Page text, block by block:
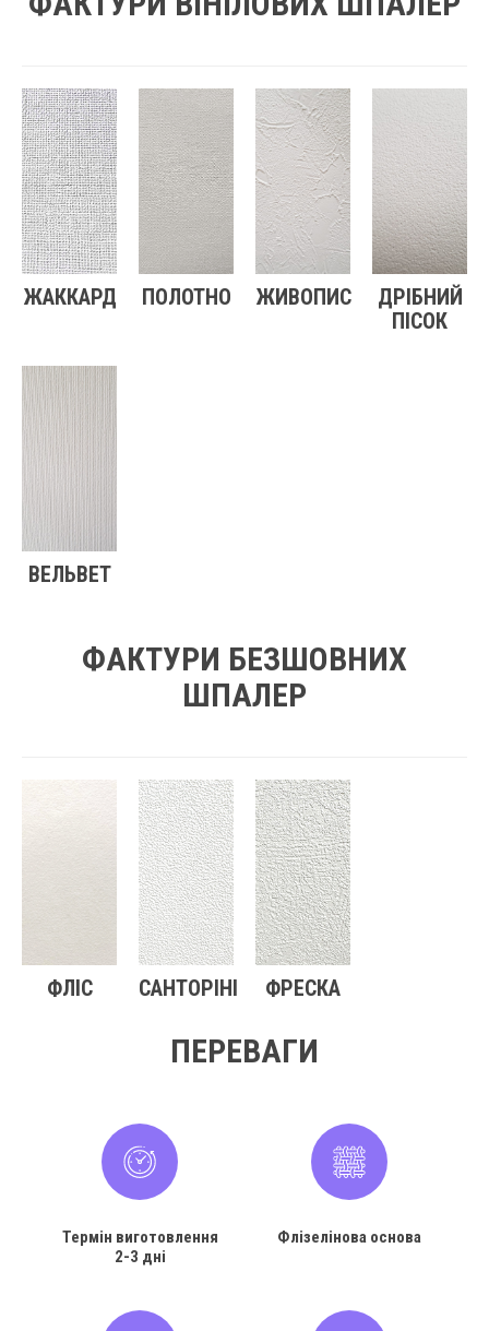
ЖАККАРД ПОЛОТНО ЖИВОПИС
ДРІБНИЙ
ПІСОК
ВЕЛЬВЕТ
ФАКТУРИ БЕЗШОВНИХ
ШПАЛЕР
ФЛІС САНТОРІНІ ФРЕСКА
ПЕРЕВАГИ
Термін виготовлення
2-3 дні
Флізелінова основа